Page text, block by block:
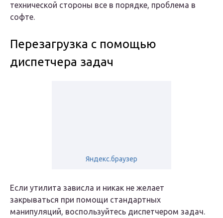
технической стороны все в порядке, проблема в
софте.
Перезагрузка с помощью
диспетчера задач
Яндекс.браузер
Если утилита зависла и никак не желает
закрываться при помощи стандартных
манипуляций, воспользуйтесь диспетчером задач.